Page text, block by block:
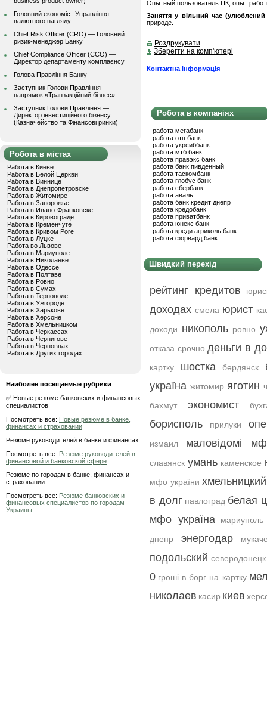
Головний економіст Управління
валютного нагляду
Chief Risk Officer (CRO) — Головний
ризик-менеджер Банку
Chief Compliance Officer (CCO) —
Директор департаменту комплаєнсу
Голова Правління Банку
Заступник Голови Правління -
напрямок «Транзакційний бізнес»
Заступник Голови Правління —
Директор інвестиційного бізнесу
(Казначейство та Фінансові ринки)
Робота в містах
Работа в Киеве
Работа в Белой Церкви
Работа в Виннице
Работа в Днепропетровске
Работа в Житомире
Работа в Запорожье
Работа в Ивано-Франковске
Работа в Кировограде
Работа в Кременчуге
Работа в Кривом Роге
Работа в Луцке
Работа во Львове
Работа в Мариуполе
Работа в Николаеве
Работа в Одессе
Работа в Полтаве
Работа в Ровно
Работа в Сумах
Работа в Тернополе
Работа в Ужгороде
Работа в Харькове
Работа в Херсоне
Работа в Хмельницком
Работа в Черкассах
Работа в Чернигове
Работа в Черновцах
Работа в Других городах
Наиболее посещаемые рубрики
✅ Новые резюме банковских и финансовых
специалистов
Посмотреть все: Новые резюме в банке,
финансах и страховании
Резюме руководителей в банке и финансах
Посмотреть все: Резюме руководителей в
финансовой и банковской сфере
Резюме по городам в банке, финансах и
страховании
Посмотреть все: Резюме банковских и
финансовых специалистов по городам
Украины
Опытный пользователь ПК, опыт
Заняття у вільний час
природе.
Роздрукувати
Зберегти на комп'ютері
Контактна інформація
Робота в компаніях
работа мегабанк
работа отп банк
работа укрсиббанк
работа мтб банк
работа правэкс банк
работа банк пивденный
работа таскомбанк
работа глобус банк
работа сбербанк
работа аваль
работа банк кредит днепр
работа кредобанк
работа приватбанк
работа юнекс банк
работа креди агриколь банк
работа форвард банк
Швидкий перехід
рейтинг кредитов
доходах смела юрист
доходи никополь ровно
отказа срочно деньги в
картку шостка бердянск
україна житомир яготин
бахмут
экономист
борисполь прилуки
измаил маловідомі
славянск умань каменское
мфо україни хмельницкий
в долг павлоград белая
мфо україна
мариуполь
днепр
энергодар
подольский северодонецк
0 гроші в борг на картку
николаев касир киев